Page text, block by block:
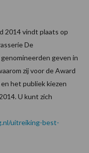
2014 vindt plaats op
De
geven in
zij voor de Award
het publiek kiezen
U kunt zich
uitreiking-best-